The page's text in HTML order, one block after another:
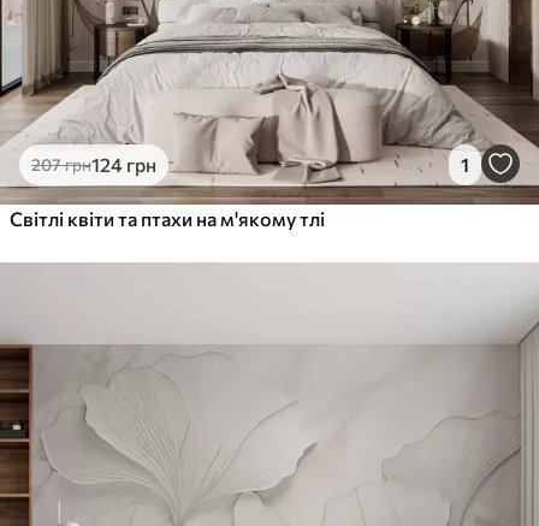
207грн124 грн 1
Світлі квіти та птахи на м'якому тлі